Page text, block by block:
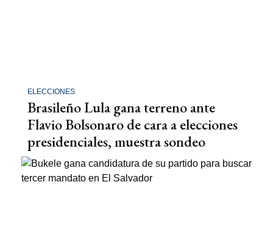
ELECCIONES
Brasileño Lula gana terreno ante
Flavio Bolsonaro de cara a elecciones
presidenciales, muestra sondeo